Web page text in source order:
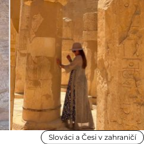
Slováci a Česi v zahraničí